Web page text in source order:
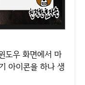
아이콘을 하나 생